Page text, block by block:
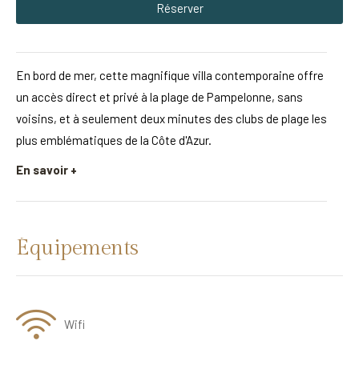
Réserver
En bord de mer, cette magnifique villa contemporaine offre
un accès direct et privé à la plage de Pampelonne, sans
voisins, et à seulement deux minutes des clubs de plage les
plus emblématiques de la Côte d'Azur.
En savoir +
Équipements
Wifi